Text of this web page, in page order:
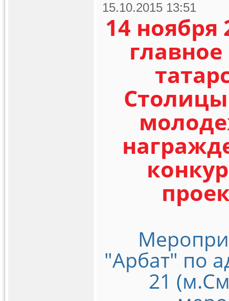
15.10.2015 13:51
14 ноября
"Арбат" по
21